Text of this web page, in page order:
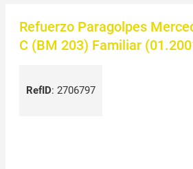
Refuerzo Paragolpes
C (BM 203) Familiar
RefID: 2706797